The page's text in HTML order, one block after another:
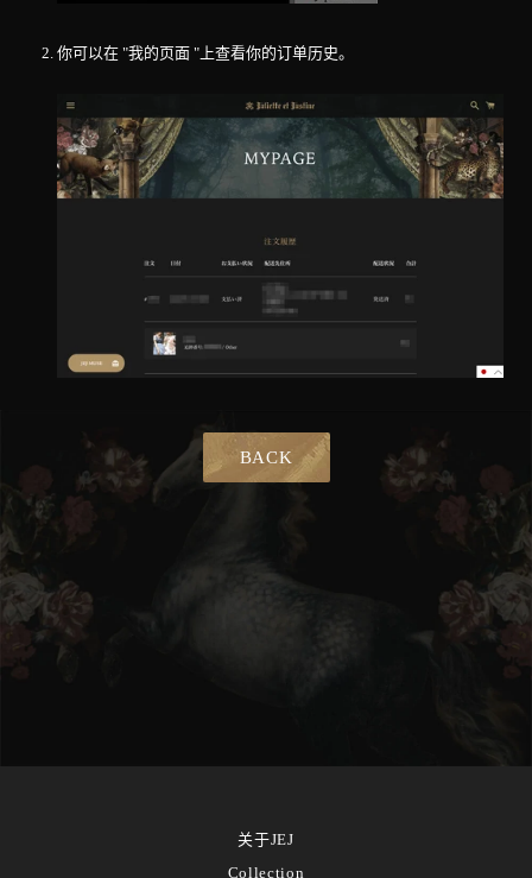
你可以在 "我的页面 "上查看你的订单历史。
BACK
关于JEJ
Collection